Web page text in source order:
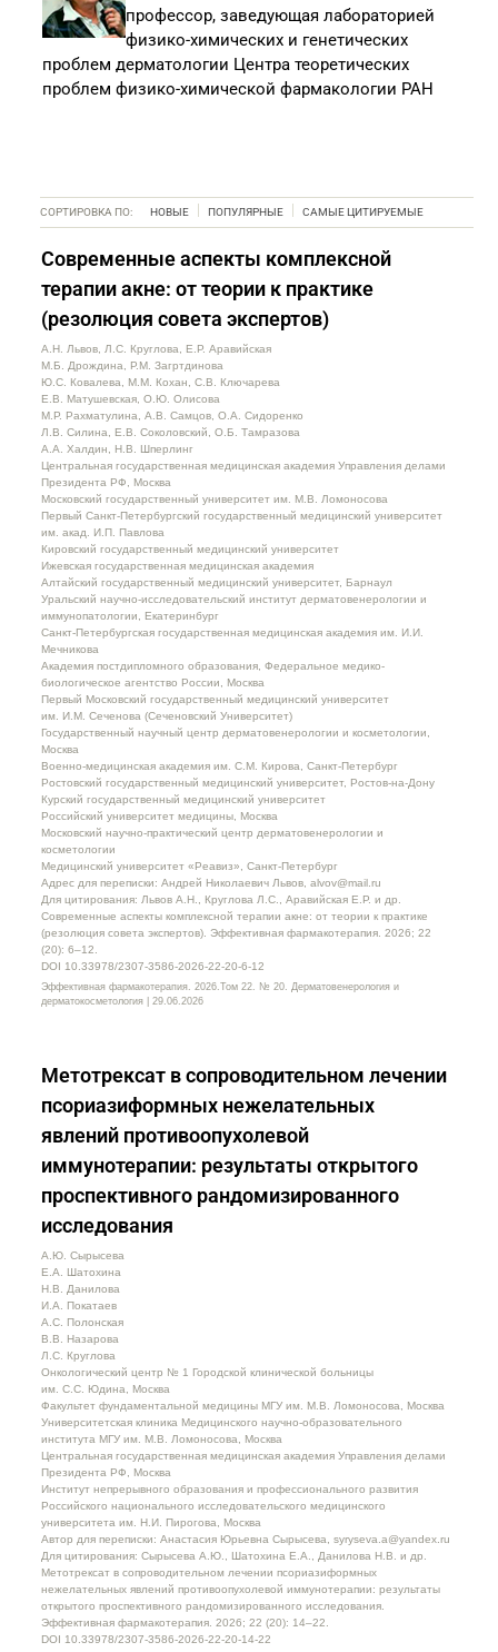
профессор, заведующая лабораторией
физико-химических и генетических
проблем дерматологии Центра теоретических
проблем физико-химической фармакологии РАН
СОРТИРОВКА ПО: НОВЫЕ ПОПУЛЯРНЫЕ САМЫЕ ЦИТИРУЕМЫЕ
Современные аспекты комплексной
терапии акне: от теории к практике
(резолюция совета экспертов)
А.Н. Львов, Л.С. Круглова, Е.Р. Аравийская
М.Б. Дрождина, Р.М. Загртдинова
Ю.С. Ковалева, М.М. Кохан, С.В. Ключарева
Е.В. Матушевская, О.Ю. Олисова
М.Р. Рахматулина, А.В. Самцов, О.А. Сидоренко
Л.В. Силина, Е.В. Соколовский, О.Б. Тамразова
А.А. Халдин, Н.В. Шперлинг
Центральная государственная медицинская академия Управления делами
Президента РФ, Москва
Московский государственный университет им. М.В. Ломоносова
Первый Санкт-Петербургский государственный медицинский университет
им. акад. И.П. Павлова
Кировский государственный медицинский университет
Ижевская государственная медицинская академия
Алтайский государственный медицинский университет, Барнаул
Уральский научно-исследовательский институт дерматовенерологии и
иммунопатологии, Екатеринбург
Санкт-Петербургская государственная медицинская академия им. И.И.
Мечникова
Академия постдипломного образования, Федеральное медико-
биологическое агентство России, Москва
Первый Московский государственный медицинский университет
им. И.М. Сеченова (Сеченовский Университет)
Государственный научный центр дерматовенерологии и косметологии,
Москва
Военно-медицинская академия им. С.М. Кирова, Санкт-Петербург
Ростовский государственный медицинский университет, Ростов-на-Дону
Курский государственный медицинский университет
Российский университет медицины, Москва
Московский научно-практический центр дерматовенерологии и
косметологии
Медицинский университет «Реавиз», Санкт-Петербург
Адрес для переписки: Андрей Николаевич Львов, alvov@mail.ru
Для цитирования: Львов А.Н., Круглова Л.С., Аравийская Е.Р. и др.
Современные аспекты комплексной терапии акне: от теории к практике
(резолюция совета экспертов). Эффективная фармакотерапия. 2026; 22
(20): 6–12.
DOI 10.33978/2307-3586-2026-22-20-6-12
Эффективная фармакотерапия. 2026.Том 22. № 20. Дерматовенерология и
дерматокосметология | 29.06.2026
Метотрексат в сопроводительном лечении
псориазиформных нежелательных
явлений противоопухолевой
иммунотерапии: результаты открытого
проспективного рандомизированного
исследования
А.Ю. Сырысева
Е.А. Шатохина
Н.В. Данилова
И.А. Покатаев
А.С. Полонская
В.В. Назарова
Л.С. Круглова
Онкологический центр № 1 Городской клинической больницы
им. С.С. Юдина, Москва
Факультет фундаментальной медицины МГУ им. М.В. Ломоносова, Москва
Университетская клиника Медицинского научно-образовательного
института МГУ им. М.В. Ломоносова, Москва
Центральная государственная медицинская академия Управления делами
Президента РФ, Москва
Институт непрерывного образования и профессионального развития
Российского национального исследовательского медицинского
университета им. Н.И. Пирогова, Москва
Автор для переписки: Анастасия Юрьевна Сырысева, syryseva.a@yandex.ru
Для цитирования: Сырысева А.Ю., Шатохина Е.А., Данилова Н.В. и др.
Метотрексат в сопроводительном лечении псориазиформных
нежелательных явлений противоопухолевой иммунотерапии: результаты
открытого проспективного рандомизированного исследования.
Эффективная фармакотерапия. 2026; 22 (20): 14–22.
DOI 10.33978/2307-3586-2026-22-20-14-22